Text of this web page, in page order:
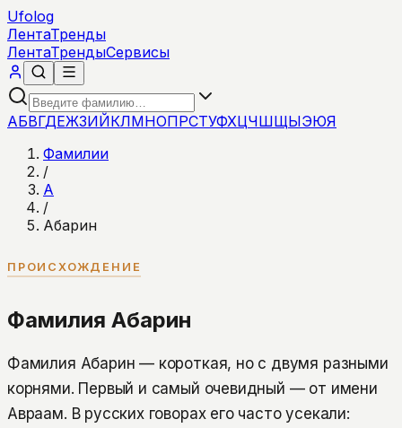
Ufolog
ЛентаТренды
ЛентаТрендыСервисы
АБВГДЕЖЗИЙКЛМНОПРСТУФХЦЧШЩЫЭЮЯ
Фамилии
/
А
/
Абарин
ПРОИСХОЖДЕНИЕ
Фамилия Абарин
Фамилия Абарин — короткая, но с двумя разными
корнями. Первый и самый очевидный — от имени
Авраам. В русских говорах его часто усекали: